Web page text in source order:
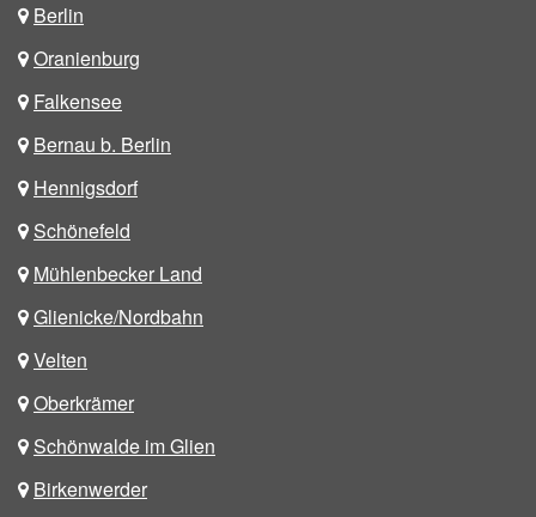
Berlin
Oranienburg
Falkensee
Bernau b. Berlin
Hennigsdorf
Schönefeld
Mühlenbecker Land
Glienicke/Nordbahn
Velten
Oberkrämer
Schönwalde im Glien
Birkenwerder